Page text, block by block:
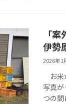
「
伊勢
2026年1
お米
写真
つの